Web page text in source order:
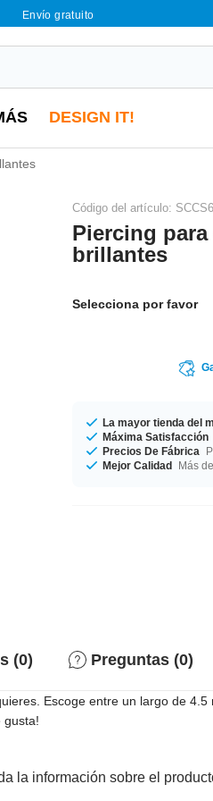
Envío gratuito
DESIGN IT!
Código del artículo:
Piercing
brillantes
Selecciona por favor
La mayor tienda del
Máxima Satisfacción
Precios De Fábrica
Mejor Calidad Más
(0) Preguntas (0)
Escoge entre un largo de
gusta!
la información sobre el